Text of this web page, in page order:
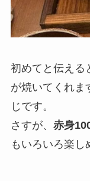
初めてと伝える
が焼いてくれま
じです。
さすが、 赤身
もいろいろ楽し